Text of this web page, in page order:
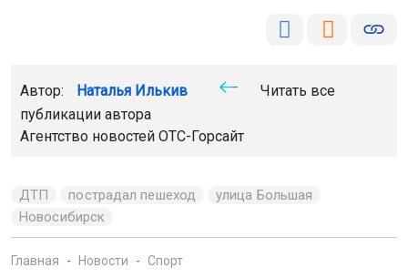
Автор: Наталья Илькив
Читать все
публикации автора
Агентство новостей ОТС-Горсайт
ДТП пострадал пешеход
улица Большая
Новосибирск
Главная Новости Спорт